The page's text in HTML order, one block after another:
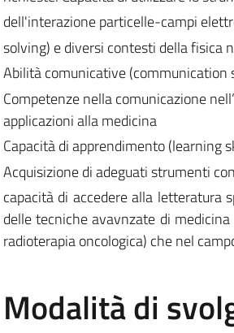
dell'interazione particelle-campi
solving) e diversi contesti della fisica
Abilità comunicative (communication
Competenze nella comunicazione
applicazioni alla medicina
Capacità di apprendimento (learning
Acquisizione di adeguati strumenti
capacità di accedere alla letteratura
delle tecniche avavnzate di
radioterapia oncologica) che nel
Modalità di